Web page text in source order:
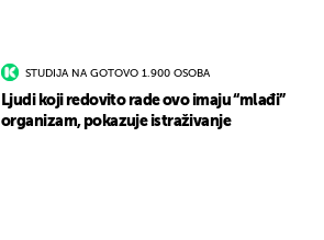
STUDIJA NA GOTOVO 1.900 OSOBA
Ljudi koji redovito rade ovo imaju “mlađi”
organizam, pokazuje istraživanje